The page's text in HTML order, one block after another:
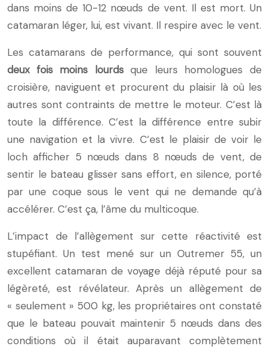
dans moins de 10-12 nœuds de vent. Il est mort. Un
catamaran léger, lui, est vivant. Il respire avec le vent.
Les catamarans de performance, qui sont souvent
deux fois moins lourdsque leurs homologues de
croisière, naviguent et procurent du plaisir là où les
autres sont contraints de mettre le moteur. C’est là
toute la différence. C’est la différence entre subir
une navigation et la vivre. C’est le plaisir de voir le
loch afficher 5 nœuds dans 8 nœuds de vent, de
sentir le bateau glisser sans effort, en silence, porté
par une coque sous le vent qui ne demande qu’à
accélérer. C’est ça, l’âme du multicoque.
L’impact de l’allègement sur cette réactivité est
stupéfiant. Un test mené sur un Outremer 55, un
excellent catamaran de voyage déjà réputé pour sa
légèreté, est révélateur. Après un allègement de
« seulement » 500 kg, les propriétaires ont constaté
que le bateau pouvait maintenir 5 nœuds dans des
conditions où il était auparavant complètement